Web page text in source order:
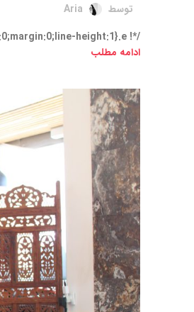
توسط
Aria
/*! elementor - v3.21.0 - 08-05-2024 */ .elementor-heading-title{padding:0;margin:0;line-height:1}.e...
ادامه مطلب